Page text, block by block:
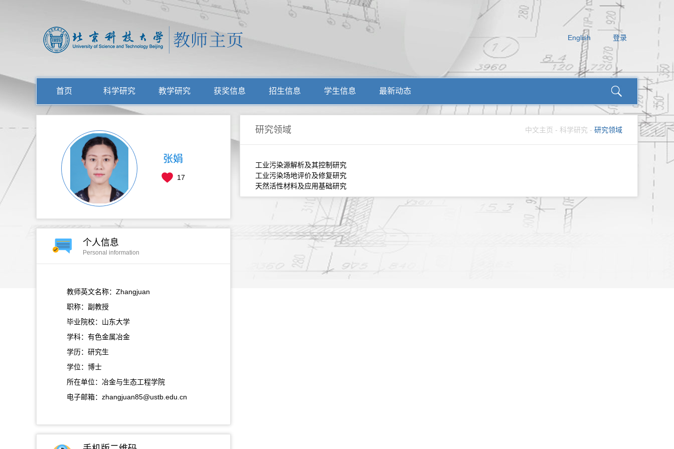
English 登录
首页 科学研究 教学研究 获奖信息 招生信息 学生信息 最新动态
张娟
17
个人信息
Personal information
教师英文名称：Zhangjuan
职称：副教授
毕业院校：山东大学
学科：有色金属冶金
学历：研究生
学位：博士
所在单位：冶金与生态工程学院
电子邮箱： zhangjuan85@ustb.edu.cn
研究领域 中文主页 - 科学研究 - 研究领域
工业污染源解析及其控制研究
工业污染场地评价及修复研究
天然活性材料及应用基础研究